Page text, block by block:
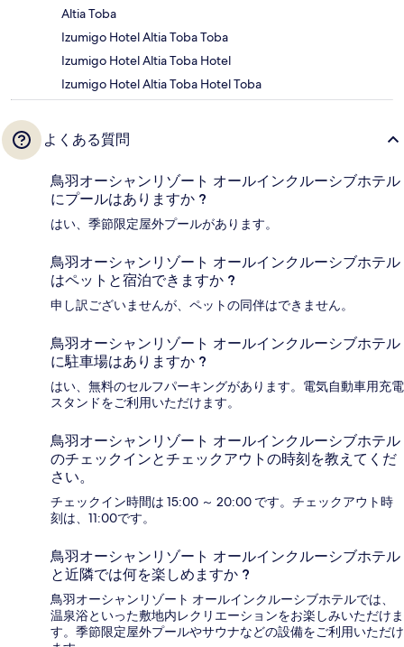
Altia Toba
Izumigo Hotel Altia Toba Toba
Izumigo Hotel Altia Toba Hotel
Izumigo Hotel Altia Toba Hotel Toba
よくある質問
鳥羽オーシャンリゾート オールインクルーシブホテル
にプールはありますか ?
はい、季節限定屋外プールがあります。
鳥羽オーシャンリゾート オールインクルーシブホテル
はペットと宿泊できますか ?
申し訳ございませんが、ペットの同伴はできません。
鳥羽オーシャンリゾート オールインクルーシブホテル
に駐車場はありますか ?
はい、無料のセルフパーキングがあります。電気自動車用充電
スタンドをご利用いただけます。
鳥羽オーシャンリゾート オールインクルーシブホテル
のチェックインとチェックアウトの時刻を教えてくだ
さい。
チェックイン時間は 15:00 ～ 20:00 です。チェックアウト時
刻は、11:00です。
鳥羽オーシャンリゾート オールインクルーシブホテル
と近隣では何を楽しめますか ?
鳥羽オーシャンリゾート オールインクルーシブホテルでは、
温泉浴といった敷地内レクリエーションをお楽しみいただけま
す。季節限定屋外プールやサウナなどの設備をご利用いただけ